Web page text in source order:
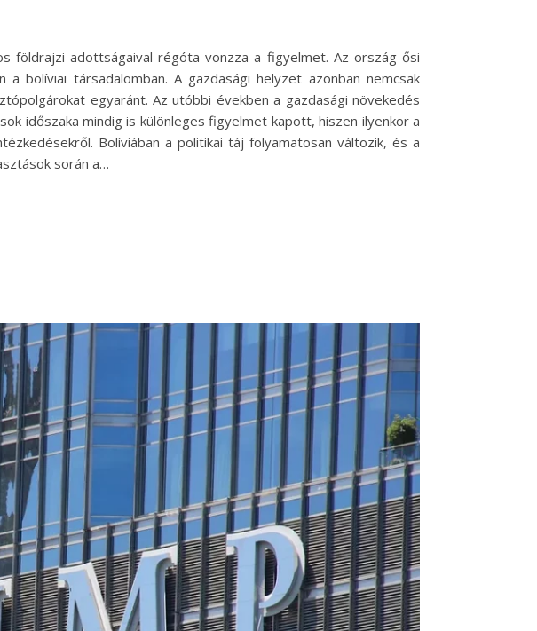
földrajzi adottságaival régóta vonzza a figyelmet. Az ország ősi
bolíviai társadalomban. A gazdasági helyzet azonban nemcsak
egyaránt. Az utóbbi években a gazdasági növekedés
időszaka mindig is különleges figyelmet kapott, hiszen ilyenkor a
Bolíviában a politikai táj folyamatosan változik, és a
során a…